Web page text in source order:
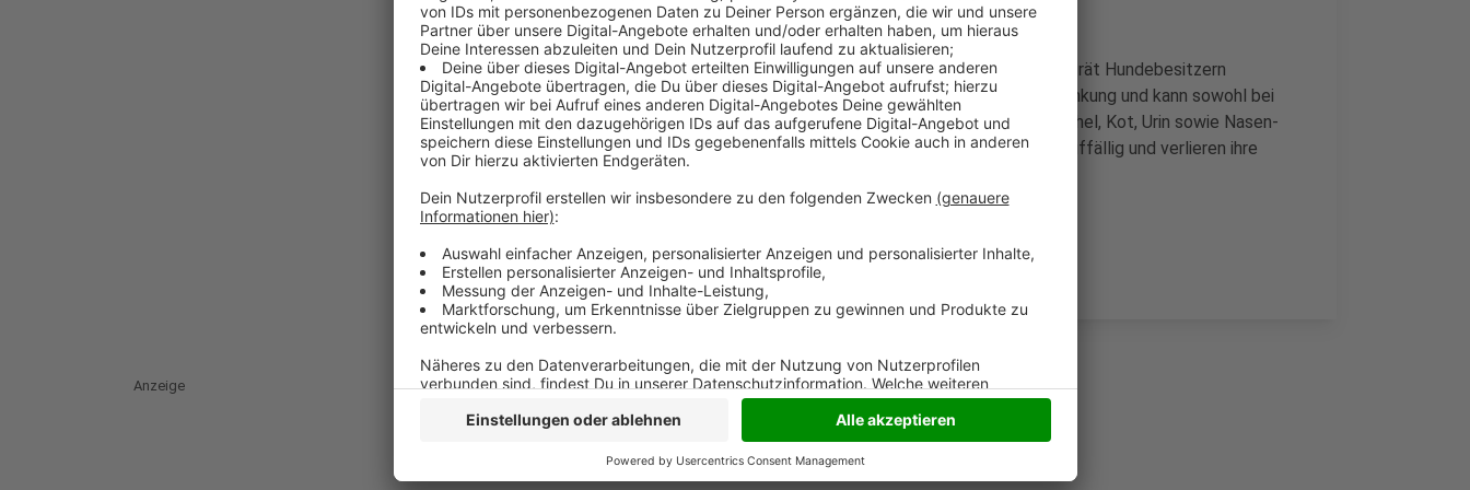
In Duisburg sind wiederholt Füchse an Staupe erkrankt. Die Stadt rät Hundebesitzern
deswegen, ihre Tiere impfen zu lassen. Staupe ist eine Viruserkrankung und kann sowohl bei
Füchsen als auch bei Hunden zum Tod führen. Sie wird über Speichel, Kot, Urin sowie Nasen-
und Augensekret übertragen. Infizierte Tiere verhalten sich oft auffällig und verlieren ihre
Scheu vor Menschen.
Anzeige